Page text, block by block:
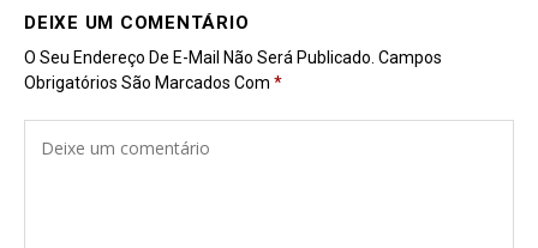
DEIXE UM COMENTÁRIO
O Seu Endereço De E-Mail Não Será Publicado. Campos
Obrigatórios São Marcados Com *